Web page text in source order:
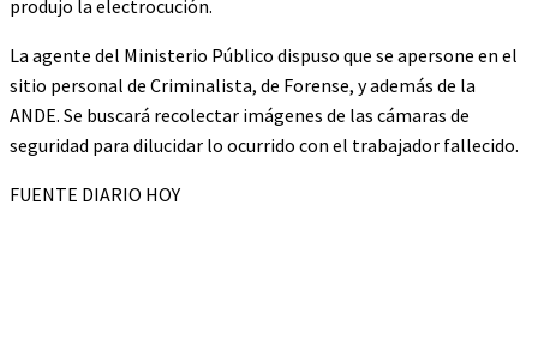
produjo la electrocución.
La agente del Ministerio Público dispuso que se apersone en el
sitio personal de Criminalista, de Forense, y además de la
ANDE. Se buscará recolectar imágenes de las cámaras de
seguridad para dilucidar lo ocurrido con el trabajador fallecido.
FUENTE DIARIO HOY